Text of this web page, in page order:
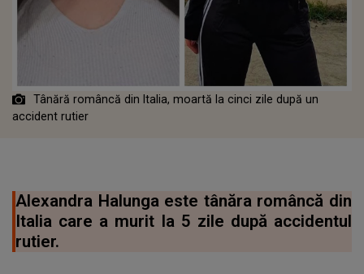
Tânără româncă din Italia, moartă la cinci zile după un
accident rutier
Alexandra Halunga este tânăra româncă din
Italia care a murit la 5 zile după accidentul
rutier.